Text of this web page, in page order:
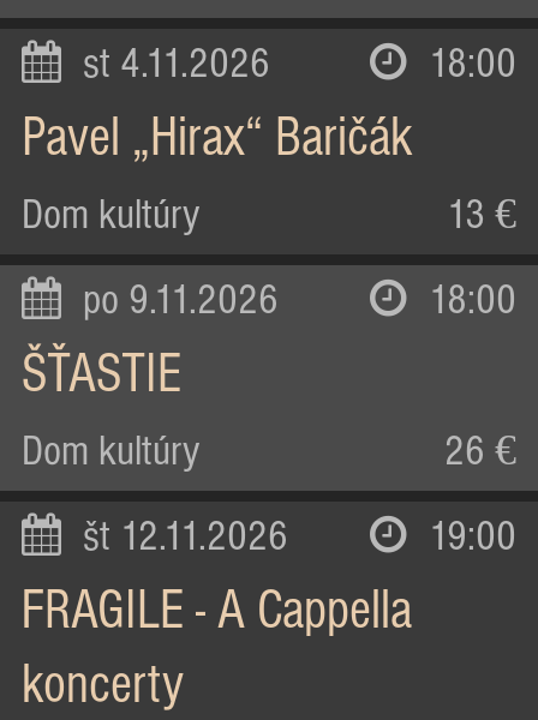
st 4.11.2026 18:00
Pavel „Hirax“ Baričák
Dom kultúry 13 €
po 9.11.2026 18:00
ŠŤASTIE
Dom kultúry 26 €
št 12.11.2026 19:00
FRAGILE - A Cappella
koncerty